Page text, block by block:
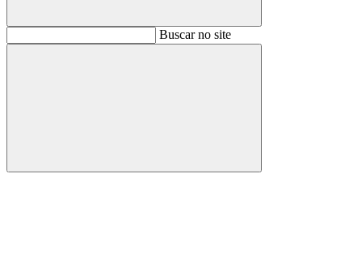
BuscarBuscar no site
Buscar